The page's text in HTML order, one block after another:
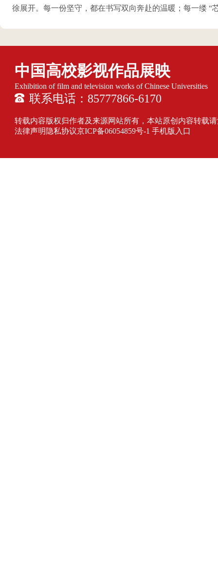
徐展开。每一份坚守，都在书写双向奔赴的温暖；每一缕 “
中国高校影视作品展映
Exhibition of film and television works of Chinese Universities
联系电话：85777866-6170
转载内容版权归作者及来源网站所有，本站原创内容转载
法律声明隐私协议京ICP备06054859号-1 手机版入口